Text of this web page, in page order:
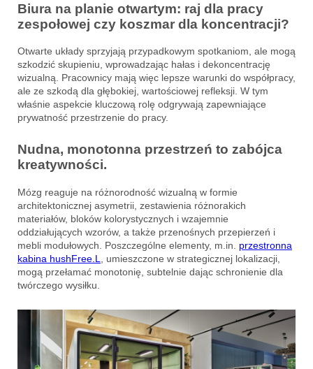
Biura na planie otwartym: raj dla pracy
zespołowej czy koszmar dla koncentracji?
Otwarte układy sprzyjają przypadkowym spotkaniom, ale mogą
szkodzić skupieniu, wprowadzając hałas i dekoncentrację
wizualną. Pracownicy mają więc lepsze warunki do współpracy,
ale ze szkodą dla głębokiej, wartościowej refleksji. W tym
właśnie aspekcie kluczową rolę odgrywają zapewniające
prywatność przestrzenie do pracy.
Nudna, monotonna przestrzeń to zabójca
kreatywności.
Mózg reaguje na różnorodność wizualną w formie
architektonicznej asymetrii, zestawienia różnorakich
materiałów, bloków kolorystycznych i wzajemnie
oddziałujących wzorów, a także przenośnych przepierzeń i
mebli modułowych. Poszczególne elementy, m.in. przestronna
kabina hushFree.L
, umieszczone w strategicznej lokalizacji,
mogą przełamać monotonię, subtelnie dając schronienie dla
twórczego wysiłku.